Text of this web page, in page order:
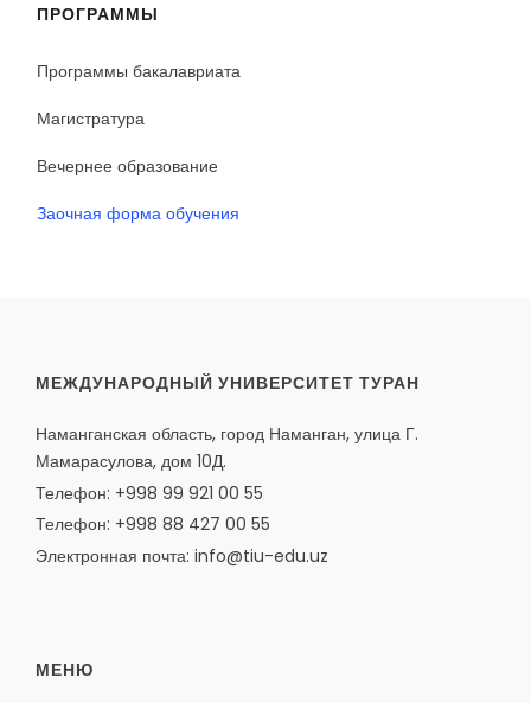
ПРОГРАММЫ
Программы бакалавриата
Магистратура
Вечернее образование
Заочная форма обучения
МЕЖДУНАРОДНЫЙ УНИВЕРСИТЕТ ТУРАН
Наманганская область, город Наманган, улица Г.
Мамарасулова, дом 10Д.
Телефон: +998 99 921 00 55
Телефон: +998 88 427 00 55
Электронная почта: info@tiu-edu.uz
МЕНЮ